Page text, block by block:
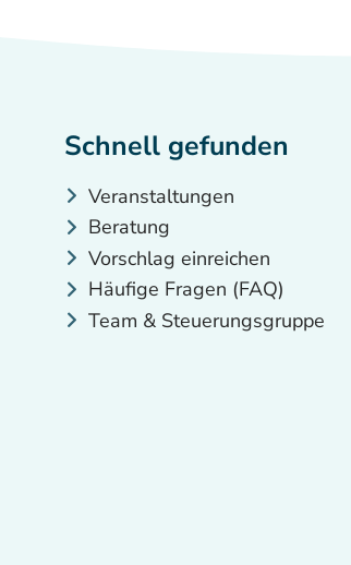
Schnell gefunden
Veranstaltungen
Beratung
Vorschlag einreichen
Häufige Fragen (FAQ)
Team & Steuerungsgruppe